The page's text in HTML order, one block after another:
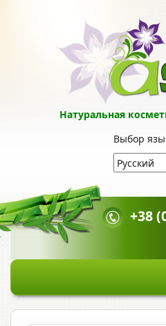
Натуральная
Выбор
+38